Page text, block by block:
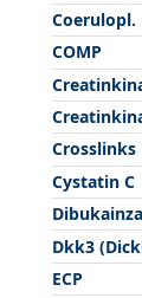
Coerulopl.
COMP
Crosslinks
Cystatin C
Dkk3
ECP